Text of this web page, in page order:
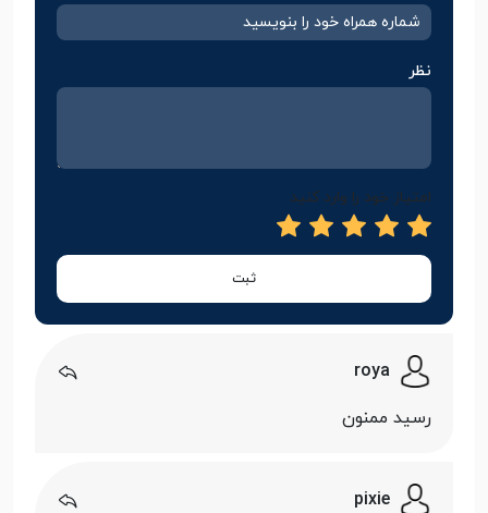
نظر
امتیاز خود را وارد کنید
ثبت
roya
رسید ممنون
pixie